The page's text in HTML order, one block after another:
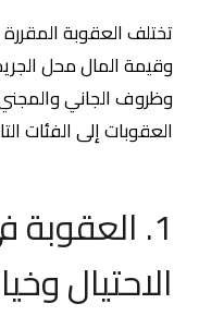
تختلف العقوبة
وقيمة المال محل
وظروف الجاني
العقوبات إلى الفئات
1.
الاحتيال